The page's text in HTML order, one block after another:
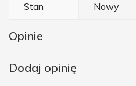
Stan Nowy
Opinie
Dodaj opinię